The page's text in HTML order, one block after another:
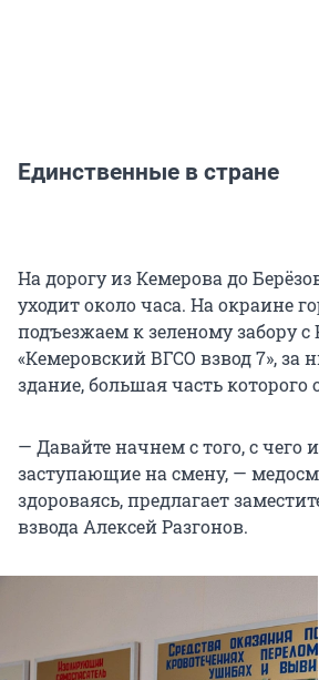
Единственные в стране
На дорогу из Кемерова до
уходит около часа. На окраине
подъезжаем к зеленому забору
«Кемеровский ВГСО взвод 7»,
здание, большая часть которого
— Давайте начнем с того, с чего
заступающие на смену, —
здороваясь, предлагает
взвода Алексей Разгонов.